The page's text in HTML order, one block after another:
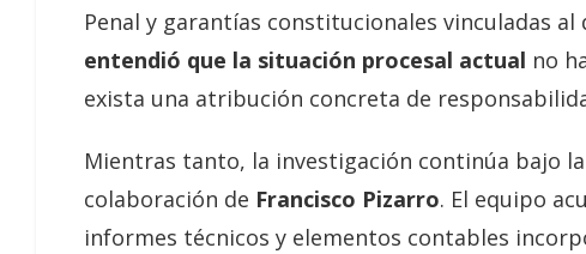
Penal y garantías constitucionales vinculadas
entendió que la situación procesal actual no
exista una atribución concreta de
Mientras tanto, la investigación continúa bajo
colaboración de Francisco Pizarro. El equipo
informes técnicos y elementos contables